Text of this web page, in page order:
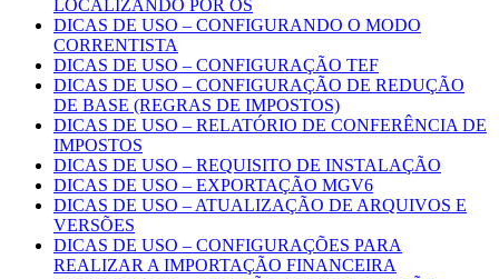
LOCALIZANDO POR OS
DICAS DE USO – CONFIGURANDO O MODO
CORRENTISTA
DICAS DE USO – CONFIGURAÇÃO TEF
DICAS DE USO – CONFIGURAÇÃO DE REDUÇÃO
DE BASE (REGRAS DE IMPOSTOS)
DICAS DE USO – RELATÓRIO DE CONFERÊNCIA DE
IMPOSTOS
DICAS DE USO – REQUISITO DE INSTALAÇÃO
DICAS DE USO – EXPORTAÇÃO MGV6
DICAS DE USO – ATUALIZAÇÃO DE ARQUIVOS E
VERSÕES
DICAS DE USO – CONFIGURAÇÕES PARA
REALIZAR A IMPORTAÇÃO FINANCEIRA